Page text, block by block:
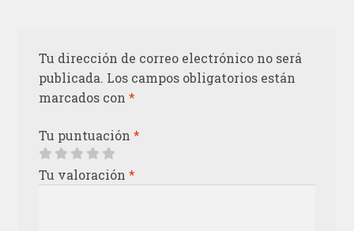
Tu dirección de correo electrónico no será
publicada. Los campos obligatorios están
marcados con *
Tu puntuación *
Tu valoración *